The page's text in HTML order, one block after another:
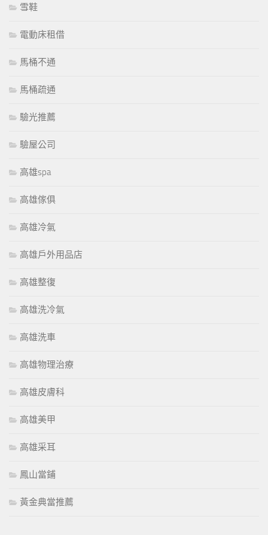
雪鞋
電動床租借
馬桶不通
馬桶疏通
驗光推薦
驗屋公司
高雄spa
高雄傢俱
高雄冷氣
高雄戶外用品店
高雄整復
高雄洗冷氣
高雄洗車
高雄物理治療
高雄皮膚科
高雄美甲
高雄采耳
鳳山當鋪
黃金典當推薦